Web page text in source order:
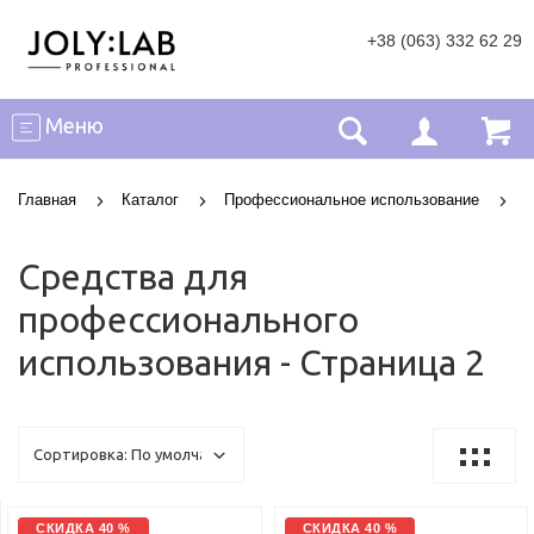
+38 (063) 332 62 29
Меню
Главная Каталог Профессиональное использование
Средства для
профессионального
использования - Страница 2
СКИДКА 40 % СКИДКА 40 %